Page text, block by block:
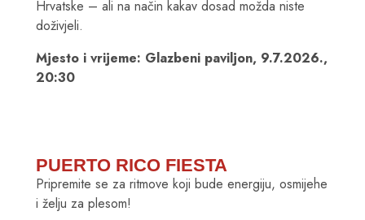
Hrvatske – ali na način kakav dosad možda niste
doživjeli.
Mjesto i vrijeme: Glazbeni paviljon, 9.7.2026.,
20:30
PUERTO RICO FIESTA
Pripremite se za ritmove koji bude energiju, osmijehe
i želju za plesom!